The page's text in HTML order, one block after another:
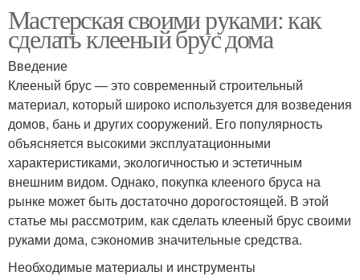
Мастерская своими руками: как
сделать клееный брус дома
Введение
Клееный брус — это современный строительный
материал, который широко используется для возведения
домов, бань и других сооружений. Его популярность
объясняется высокими эксплуатационными
характеристиками, экологичностью и эстетичным
внешним видом. Однако, покупка клееного бруса на
рынке может быть достаточно дорогостоящей. В этой
статье мы рассмотрим, как сделать клееный брус своими
руками дома, сэкономив значительные средства.
Необходимые материалы и инструменты